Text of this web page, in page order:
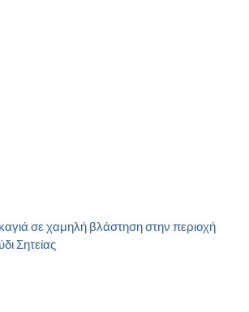
σε χαμηλή βλάστηση στην περιοχή
Σητείας